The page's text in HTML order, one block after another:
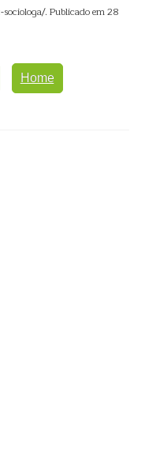
. Publicado em 28
Home